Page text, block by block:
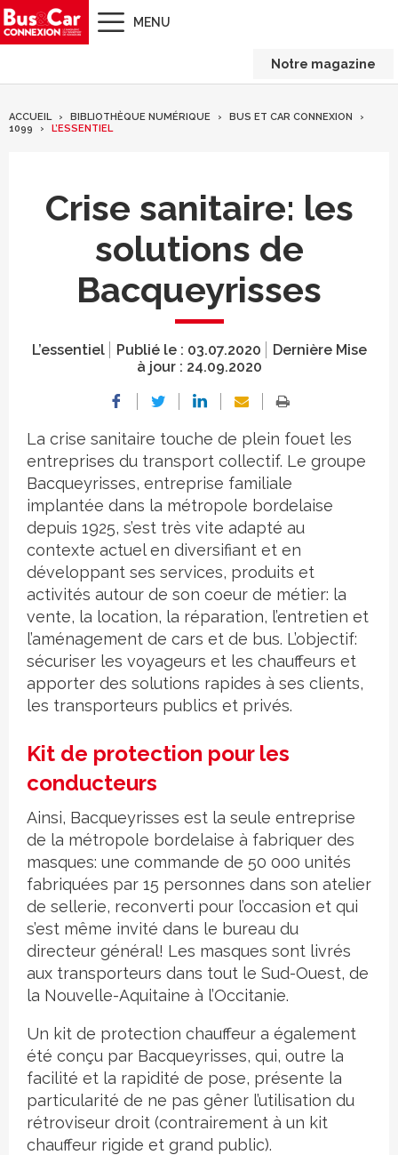
MENU
Notre magazine
ACCUEIL BIBLIOTHÈQUE NUMÉRIQUE
BUS ET CAR CONNEXION
1099
L’ESSENTIEL
Crise sanitaire: les
solutions de
Bacqueyrisses
L’essentiel Publié le : 03.07.2020
Dernière Mise
à jour : 24.09.2020
La crise sanitaire touche de plein fouet les
entreprises du transport collectif. Le groupe
Bacqueyrisses, entreprise familiale
implantée dans la métropole bordelaise
depuis 1925, s’est très vite adapté au
contexte actuel en diversifiant et en
développant ses services, produits et
activités autour de son coeur de métier: la
vente, la location, la réparation, l’entretien et
l’aménagement de cars et de bus. L’objectif:
sécuriser les voyageurs et les chauffeurs et
apporter des solutions rapides à ses clients,
les transporteurs publics et privés.
Kit de protection pour les
conducteurs
Ainsi, Bacqueyrisses est la seule entreprise
de la métropole bordelaise à fabriquer des
masques: une commande de 50 000 unités
fabriquées par 15 personnes dans son atelier
de sellerie, reconverti pour l’occasion et qui
s’est même invité dans le bureau du
directeur général! Les masques sont livrés
aux transporteurs dans tout le Sud-Ouest, de
la Nouvelle-Aquitaine à l’Occitanie.
Un kit de protection chauffeur a également
été conçu par Bacqueyrisses, qui, outre la
facilité et la rapidité de pose, présente la
particularité de ne pas gêner l’utilisation du
rétroviseur droit (contrairement à un kit
chauffeur rigide et grand public).